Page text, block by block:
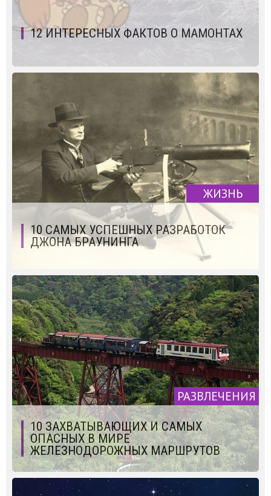
12 ИНТЕРЕСНЫХ ФАКТОВ О МАМОНТАХ
ЖИЗНЬ
10 САМЫХ УСПЕШНЫХ РАЗРАБОТОК
ДЖОНА БРАУНИНГА
РАЗВЛЕЧЕНИЯ
10 ЗАХВАТЫВАЮЩИХ И САМЫХ
ОПАСНЫХ В МИРЕ
ЖЕЛЕЗНОДОРОЖНЫХ МАРШРУТОВ